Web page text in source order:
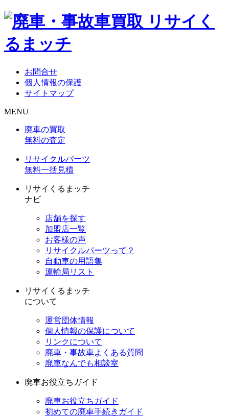
お問合せ
個人情報の保護
サイトマップ
MENU
廃車の買取
無料の査定
リサイクルパーツ
無料一括見積
リサイくるまッチ
ナビ
店舗を探す
加盟店一覧
お客様の声
リサイクルパーツって？
自動車の用語集
運輸局リスト
リサイくるまッチ
について
運営団体情報
個人情報の保護について
リンクについて
廃車・事故車よくある質問
廃車なんでも相談室
廃車お役立ちガイド
廃車お役立ちガイド
初めての廃車手続きガイド